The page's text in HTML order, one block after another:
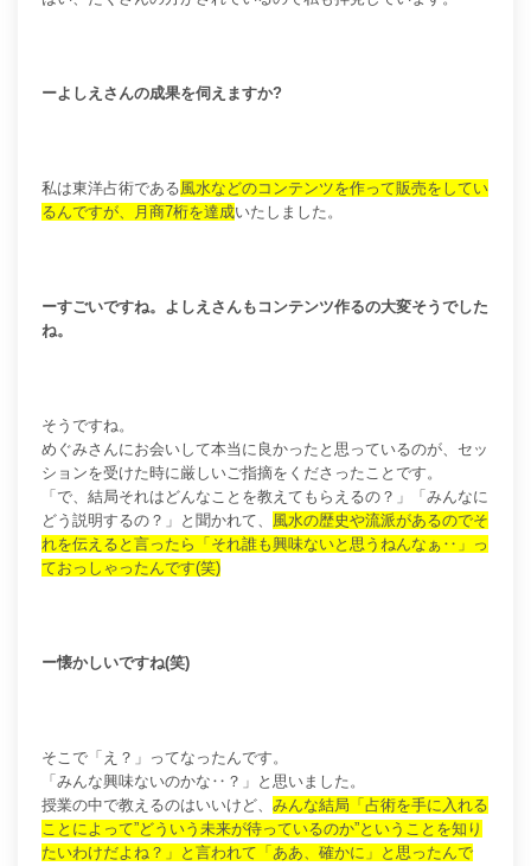
ーよしえさんの成果を伺えますか?
私は東洋占術である風水などのコンテンツを作って販売をしてい
るんですが、月商7桁を達成いたしました。
ーすごいですね。よしえさんもコンテンツ作るの大変そうでした
ね。
そうですね。
めぐみさんにお会いして本当に良かったと思っているのが、セッ
ションを受けた時に厳しいご指摘をくださったことです。
「で、結局それはどんなことを教えてもらえるの？」「みんなに
どう説明するの？」と聞かれて、 風水の歴史や流派があるのでそ
れを伝えると言ったら「それ誰も興味ないと思うねんなぁ‥」っ
ておっしゃったんです(笑)
ー懐かしいですね(笑)
そこで「え？」ってなったんです。
「みんな興味ないのかな‥？」と思いました。
授業の中で教えるのはいいけど、 みんな結局「占術を手に入れる
ことによって”どういう未来が待っているのか”ということを知り
たいわけだよね？」と言われて「ああ、確かに」と思ったんで